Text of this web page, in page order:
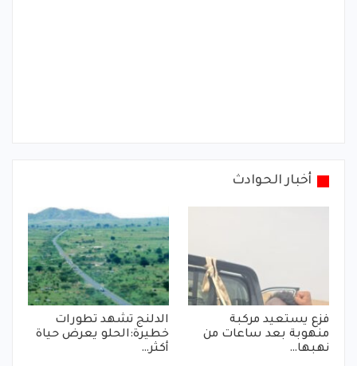
أخبار الحوادث
فزع يستعيد مركبة
منهوبة بعد ساعات من
نهبها…
الدلنج تشهد تطورات
خطيرة:الحلو يعرض حياة
أكثر…